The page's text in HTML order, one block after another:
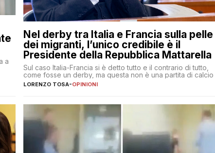
a
Nel derby tra Italia e Francia sulla pelle
dei migranti, l’unico credibile è il
Presidente della Repubblica Mattarella
Sul caso Italia-Francia si è detto tutto e il contrario di tutto,
come fosse un derby, ma questa non è una partita di calcio
LORENZO TOSA-OPINIONI